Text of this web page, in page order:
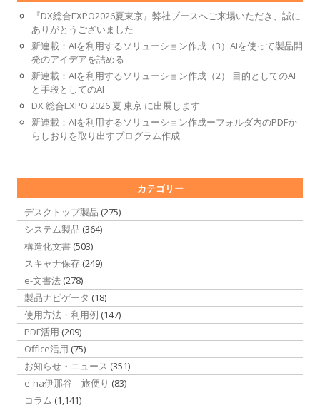
『DX総合EXPO2026夏東京』弊社ブースへご来場いただき、誠に
ありがとうございました
新連載：AIを利用するソリューション作成（3）AIを使って製品開
発のアイデアを詰める
新連載：AIを利用するソリューション作成（2） 目的としてのAI
と手段としてのAI
DX 総合EXPO 2026 夏 東京 に出展します
新連載：AIを利用するソリューション作成ーフォルダ内のPDFか
らしおりを取り出すプログラム作成
カテゴリー
デスクトップ製品 (275)
システム製品 (364)
構造化文書 (503)
スキャナ保存 (249)
e-文書法 (278)
製品ナビゲータ (18)
使用方法・利用例 (147)
PDF活用 (209)
Office活用 (75)
お知らせ・ニュース (351)
e-na伊那谷 旅便り (83)
コラム (1,141)